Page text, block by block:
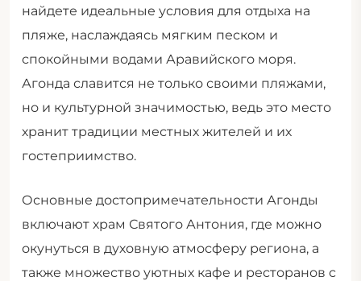
найдете идеальные условия для отдыха на
пляже, наслаждаясь мягким песком и
спокойными водами Аравийского моря.
Агонда славится не только своими пляжами,
но и культурной значимостью, ведь это место
хранит традиции местных жителей и их
гостеприимство.
Основные достопримечательности Агонды
включают храм Святого Антония, где можно
окунуться в духовную атмосферу региона, а
также множество уютных кафе и ресторанов с